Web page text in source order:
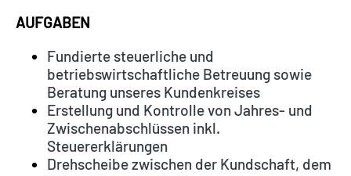
AUFGABEN
Fundierte steuerliche und
betriebswirtschaftliche Betreuung sowie
Beratung unseres Kundenkreises
Erstellung und Kontrolle von Jahres- und
Zwischenabschlüssen inkl.
Steuererklärungen
Drehscheibe zwischen der Kundschaft, dem